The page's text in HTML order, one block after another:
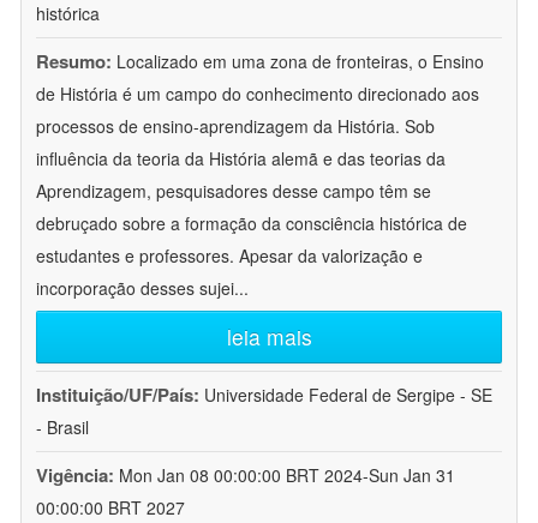
histórica
Resumo: Localizado em uma zona de fronteiras, o Ensino
de História é um campo do conhecimento direcionado aos
processos de ensino-aprendizagem da História. Sob
influência da teoria da História alemã e das teorias da
Aprendizagem, pesquisadores desse campo têm se
debruçado sobre a formação da consciência histórica de
estudantes e professores. Apesar da valorização e
incorporação desses sujei...
leia mais
Instituição/UF/País: Universidade Federal de Sergipe - SE
- Brasil
Vigência: Mon Jan 08 00:00:00 BRT 2024-Sun Jan 31
00:00:00 BRT 2027